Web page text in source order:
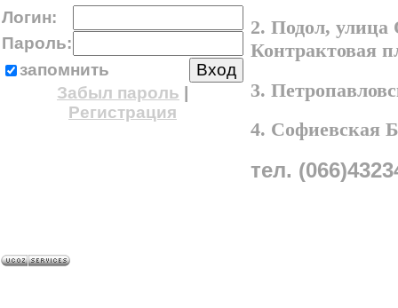
Логин:
Пароль:
запомнить
Забыл пароль
Регистрация
2. Подол,
Контрактовая
3.
4. Софиевская
тел.